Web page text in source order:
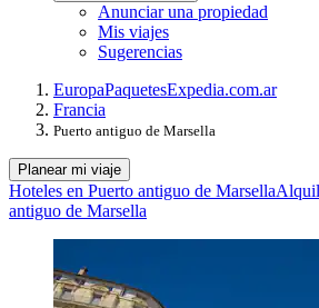
Anunciar una propiedad
Mis viajes
Sugerencias
EuropaPaquetesExpedia.com.ar
Francia
Puerto antiguo de Marsella
Planear mi viaje
Hoteles en Puerto antiguo de Marsella
antiguo de Marsella